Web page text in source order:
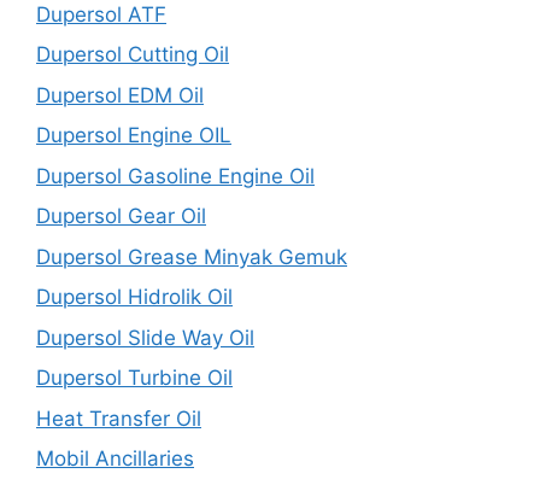
Dupersol ATF
Dupersol Cutting Oil
Dupersol EDM Oil
Dupersol Engine OIL
Dupersol Gasoline Engine Oil
Dupersol Gear Oil
Dupersol Grease Minyak Gemuk
Dupersol Hidrolik Oil
Dupersol Slide Way Oil
Dupersol Turbine Oil
Heat Transfer Oil
Mobil Ancillaries